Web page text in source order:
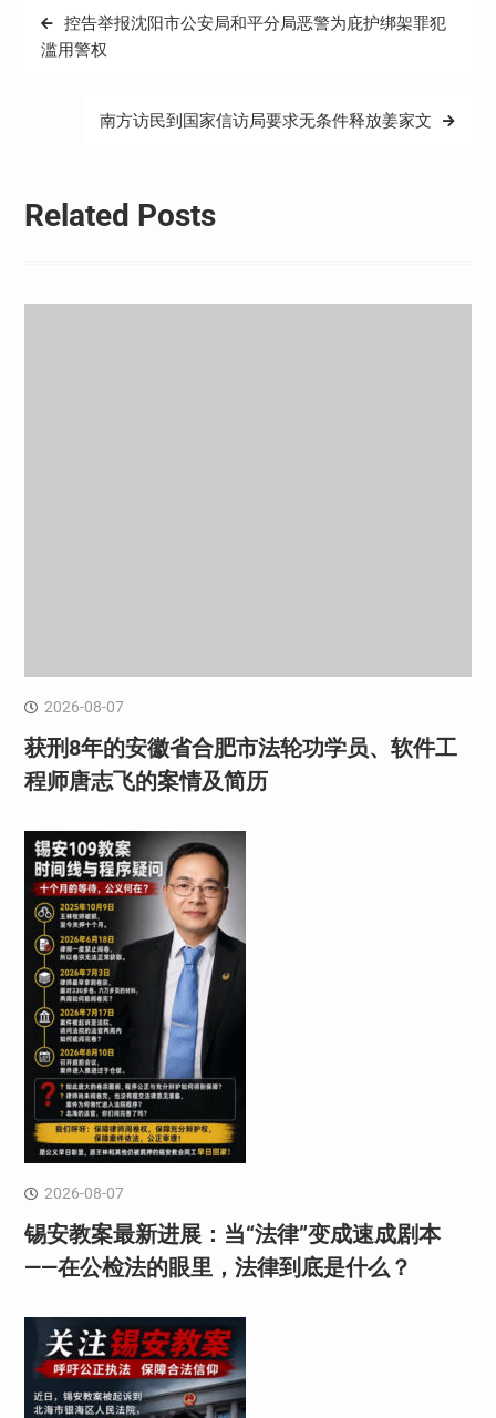
文
章
控告举报沈阳市公安局和平分局恶警为庇护绑架罪犯
滥用警权
南方访民到国家信访局要求无条件释放姜家文
Related Posts
2026-08-07
获刑8年的安徽省合肥市法轮功学员、软件工
程师唐志飞的案情及简历
2026-08-07
锡安教案最新进展：当“法律”变成速成剧本
——在公检法的眼里，法律到底是什么？